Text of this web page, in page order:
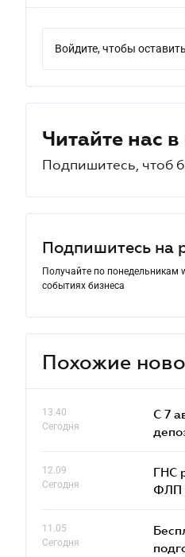
Войдите, чтобы
Читайте нас в
Подпишитесь, чтоб
Подпишитесь на
Получайте по понедельникам
событиях бизнеса
Похожие
13.40
Сегодня
С 7
12.09
Сегодня
ГНС
ФЛП
11.05
Сегодня